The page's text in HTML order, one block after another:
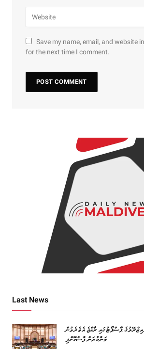
Save my name, email, and website
for the next time I comment.
Last News
އިޒްރޭލުގެ ޕާސްޕޯޓުގައި ރާއްޖެ އެތެރެވުން
މަނާކުރަން ފާސްކޮށްފި